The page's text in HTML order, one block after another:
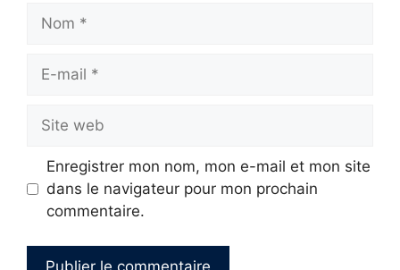
Nom
Site
web
Enregistrer mon nom, mon e-mail et mon site
dans le navigateur pour mon prochain
commentaire.